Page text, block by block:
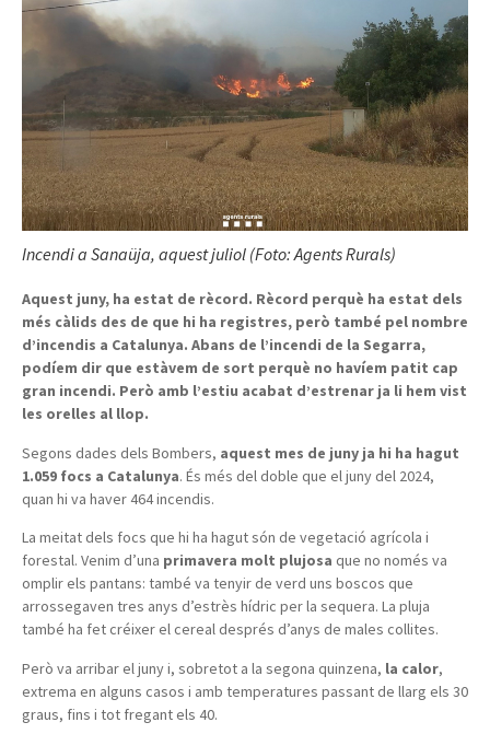
Incendi a Sanaüja, aquest juliol (Foto: Agents Rurals)
Aquest juny, ha estat de rècord. Rècord perquè ha estat dels
més càlids des de que hi ha registres, però també pel nombre
d’incendis a Catalunya. Abans de l’incendi de la Segarra,
podíem dir que estàvem de sort perquè no havíem patit cap
gran incendi. Però amb l’estiu acabat d’estrenar ja li hem vist
les orelles al llop.
Segons dades dels Bombers, aquest mes de juny ja hi ha hagut
1.059 focs a Catalunya. És més del doble que el juny del 2024,
quan hi va haver 464 incendis.
La meitat dels focs que hi ha hagut són de vegetació agrícola i
forestal. Venim d’una primavera molt plujosa que no només va
omplir els pantans: també va tenyir de verd uns boscos que
arrossegaven tres anys d’estrès hídric per la sequera. La pluja
també ha fet créixer el cereal després d’anys de males collites.
Però va arribar el juny i, sobretot a la segona quinzena, la calor,
extrema en alguns casos i amb temperatures passant de llarg els 30
graus, fins i tot fregant els 40.